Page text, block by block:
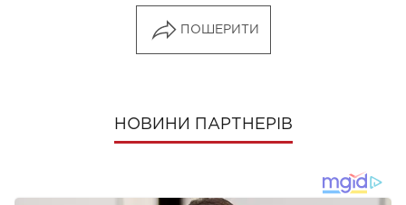
ПОШЕРИТИ
НОВИНИ ПАРТНЕРІВ